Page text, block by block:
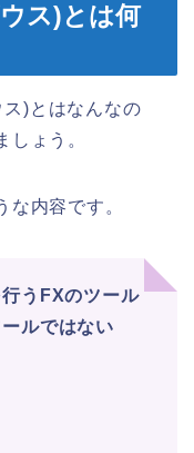
ス)とは何
)とはなんなの
ょう。
内容です。
うFXのツール
ルではない